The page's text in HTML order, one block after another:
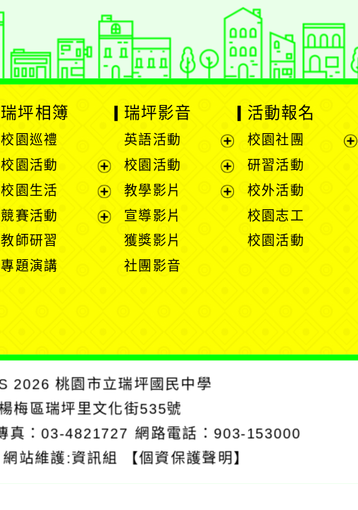
網站設計工坊
瑞坪相簿
校園巡禮
校園活動
展
開
選
校園生活
展
競賽活動
教師研習
專題演講
瑞坪影音
英語活動
展
開
選
校園活動
展
開
教學影片
宣導影片
獲獎影片
社團影音
活動報名
校園社團
研習活動
校外活動
校園志工
校園活動
2026 桃園市立瑞坪國民中學
梅區瑞坪里文化街535號
真：03-4821727 網路電話：903-153000
網站維護:資訊組 【個資保護聲明】